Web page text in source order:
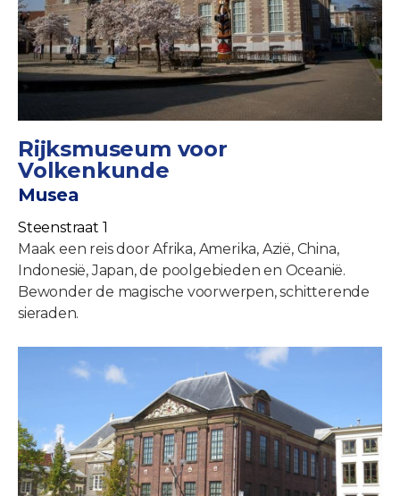
Rijksmuseum voor
Volkenkunde
Musea
Steenstraat 1
Maak een reis door Afrika, Amerika, Azië, China,
Indonesië, Japan, de poolgebieden en Oceanië.
Bewonder de magische voorwerpen, schitterende
sieraden.